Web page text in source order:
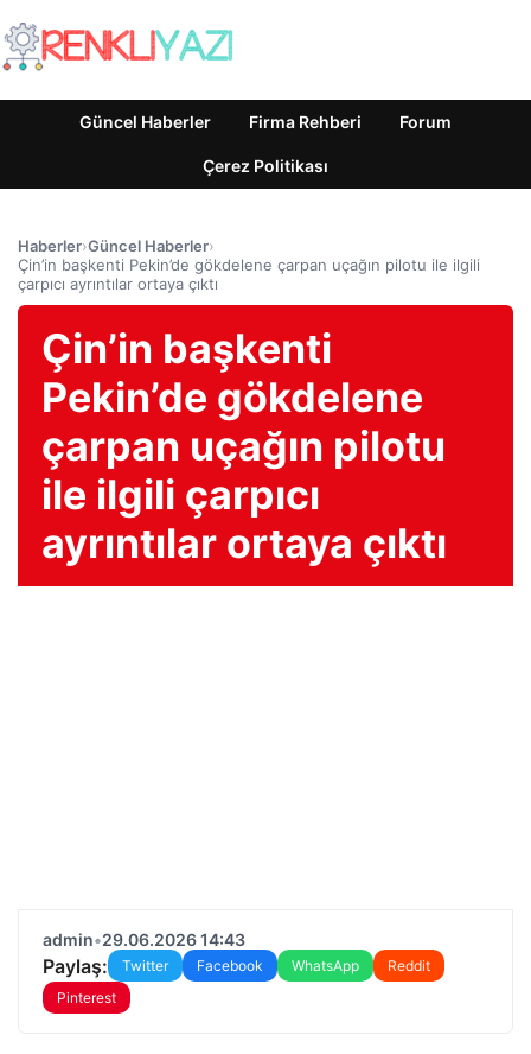
Güncel Haberler Firma Rehberi Forum
Çerez Politikası
Haberler›Güncel Haberler›
Çin’in başkenti Pekin’de gökdelene çarpan uçağın pilotu ile ilgili
çarpıcı ayrıntılar ortaya çıktı
Çin’in başkenti
Pekin’de gökdelene
çarpan uçağın pilotu
ile ilgili çarpıcı
ayrıntılar ortaya çıktı
admin•29.06.2026 14:43
Paylaş: Twitter Facebook WhatsApp
Reddit
Pinterest